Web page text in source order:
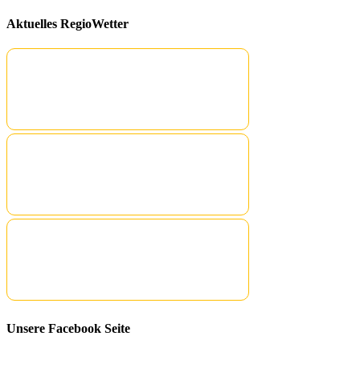
Aktuelles RegioWetter
Unsere Facebook Seite